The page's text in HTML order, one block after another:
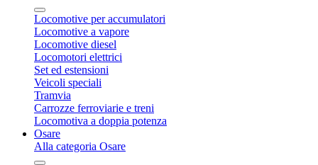
Locomotive per accumulatori
Locomotive a vapore
Locomotive diesel
Locomotori elettrici
Set ed estensioni
Veicoli speciali
Tramvia
Carrozze ferroviarie e treni
Locomotiva a doppia potenza
Osare
Alla categoria Osare